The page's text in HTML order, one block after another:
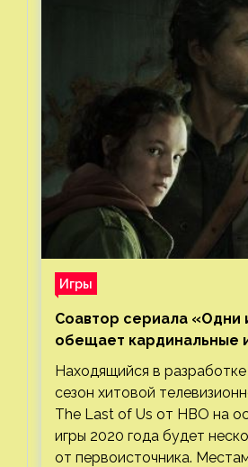
Игры
Соавтор сериала «Одни
обещает кардинальные
втором сезоне
Находящийся в
сезон хитовой
The Last of Us от HBO на
игры 2020 года будет
от первоисточника.